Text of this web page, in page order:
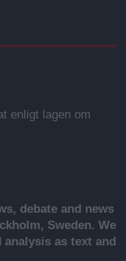
enligt lagen om
debate and news
Sweden. We
as text and